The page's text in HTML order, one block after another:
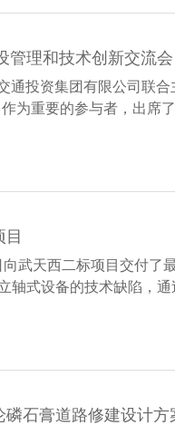
管理和技术创新交流会
投资集团有限公司联
为重要的参与者，出席
武天西二标项目交付了
轴式设备的技术缺陷，通
石膏道路修建设计方